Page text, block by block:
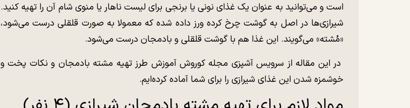
است و می‌توانید به عنوان یک غذای نونی یا برنجی برای لیست ناهار یا منوی شام آن را تهیه کنید.
شیرازی‌ها در اصل به گوشت چرخ کرده ورز داده شده که معمولا به صورت قلقلی درست می‌شود،
«مُشته» می‌گویند. این غذا هم با گوشت قلقلی و بادمجان درست می‌شود.
در این مقاله از سرویس آشپزی مجله کوروش آموزش طرز تهیه مشته بادمجان و نکات پخت و
خوشمزه شدن این غذای شیرازی را برای شما آماده کرده‌ایم.